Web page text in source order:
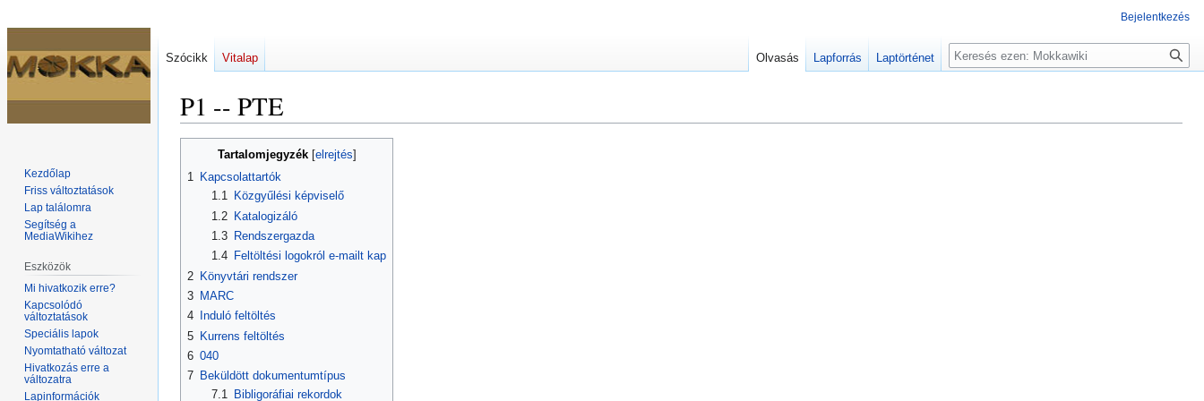
P1 -- PTE
navigációhoz
kereséshez
Tartalomjegyzék
1 Kapcsolattartók
1.1
Közgyűlési képviselő
1.2
Katalogizáló
1.3
Rendszergazda
1.4
Feltöltési logokról e-mailt kap
2 Könyvtári rendszer
3 MARC
4
Induló feltöltés
5 Kurrens feltöltés
6 040
7 Beküldött dokumentumtípus
7.1
Bibligoráfiai rekordok
Bejelentkezés
Szócikk Vitalap Olvasás Lapforrás Laptörténet Keresés
Kezdőlap
Friss változtatások
Lap találomra
Segítség a
MediaWikihez
Eszközök
Mi hivatkozik erre?
Kapcsolódó
változtatások
Speciális lapok
Nyomtatható változat
Hivatkozás erre a
változatra
Lapinformációk